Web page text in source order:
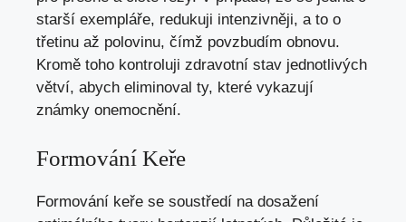
starší exempláře, redukuji intenzivněji, a to o
třetinu až polovinu, čímž povzbudím obnovu.
Kromě toho kontroluji zdravotní stav jednotlivých
větví, abych eliminoval ty, které vykazují
známky onemocnění.
Formování Keře
Formování keře se soustředí na dosažení